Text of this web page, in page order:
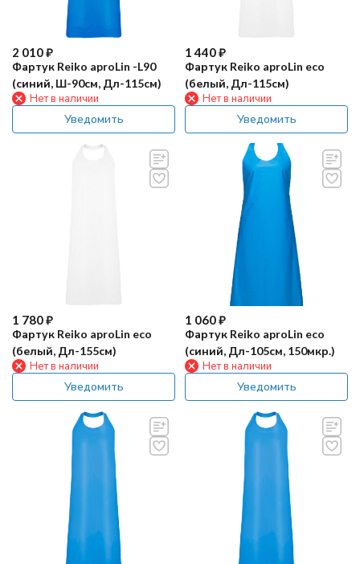
2 010₽
Фартук Reiko aproLin -L90
(синий, Ш-90см, Дл-115см)
Нет в наличии
Уведомить
1 440₽
Фартук Reiko aproLin eco
(белый, Дл-115см)
Нет в наличии
Уведомить
1 780₽
Фартук Reiko aproLin eco
(белый, Дл-155см)
Нет в наличии
Уведомить
1 060₽
Фартук Reiko aproLin eco
(синий, Дл-105см, 150мкр.)
Нет в наличии
Уведомить